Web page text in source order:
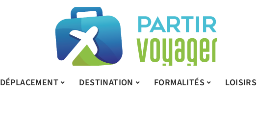
DÉPLACEMENT DESTINATION FORMALITÉS LOISIRS